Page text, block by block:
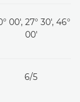
00', 27° 30', 46°
00'
6/5